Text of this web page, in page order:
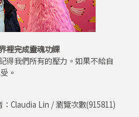
裡完成靈魂功課
得我們所有的壓力。如果不給自
。
：Claudia Lin / 瀏覽次數(915811)